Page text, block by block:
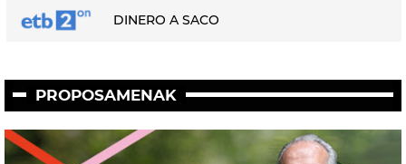
DINERO A SACO
PROPOSAMENAK